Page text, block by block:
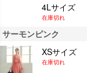
4Lサイズ
在庫切れ
サーモンピンク
XSサイズ
在庫切れ